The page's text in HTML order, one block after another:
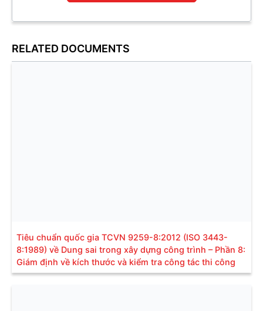
RELATED DOCUMENTS
Tiêu chuẩn quốc gia TCVN 9259-8:2012 (ISO 3443-
8:1989) về Dung sai trong xây dựng công trình – Phần 8:
Giám định về kích thước và kiểm tra công tác thi công